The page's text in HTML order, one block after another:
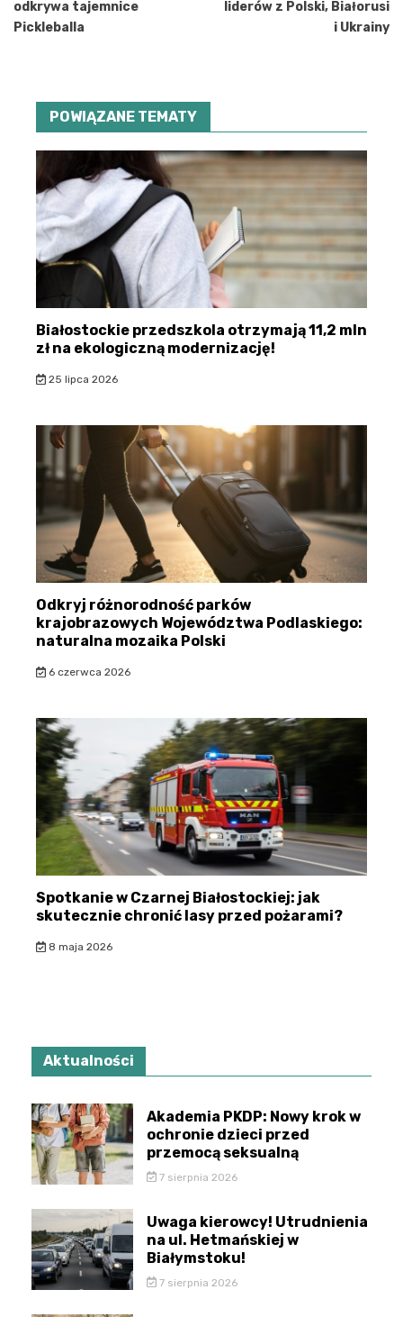
odkrywa tajemnice
Pickleballa
liderów z Polski, Białorusi
i Ukrainy
POWIĄZANE TEMATY
Białostockie przedszkola otrzymają 11,2 mln
zł na ekologiczną modernizację!
25 lipca 2026
Odkryj różnorodność parków
krajobrazowych Województwa Podlaskiego:
naturalna mozaika Polski
6 czerwca 2026
Spotkanie w Czarnej Białostockiej: jak
skutecznie chronić lasy przed pożarami?
8 maja 2026
Aktualności
Akademia PKDP: Nowy krok w
ochronie dzieci przed
przemocą seksualną
7 sierpnia 2026
Uwaga kierowcy! Utrudnienia
na ul. Hetmańskiej w
Białymstoku!
7 sierpnia 2026